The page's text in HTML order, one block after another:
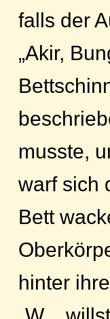
falls der
„Akir,
musste,
warf sich
Bett
hinter